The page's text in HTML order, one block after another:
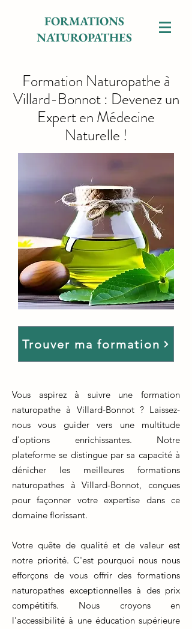
FORMATIONS
NATUROPATHES
Formation Naturopathe à
Villard-Bonnot : Devenez un
Expert en Médecine
Naturelle !
Trouver ma formation
Vous aspirez à suivre une formation
naturopathe à Villard-Bonnot ? Laissez-
nous vous guider vers une multitude
d'options enrichissantes. Notre
plateforme se distingue par sa capacité à
dénicher les meilleures formations
naturopathes à Villard-Bonnot, conçues
pour façonner votre expertise dans ce
domaine florissant.
Votre quête de qualité et de valeur est
notre priorité. C'est pourquoi nous nous
efforçons de vous offrir des formations
naturopathes exceptionnelles à des prix
compétitifs. Nous croyons en
l'accessibilité à une éducation supérieure